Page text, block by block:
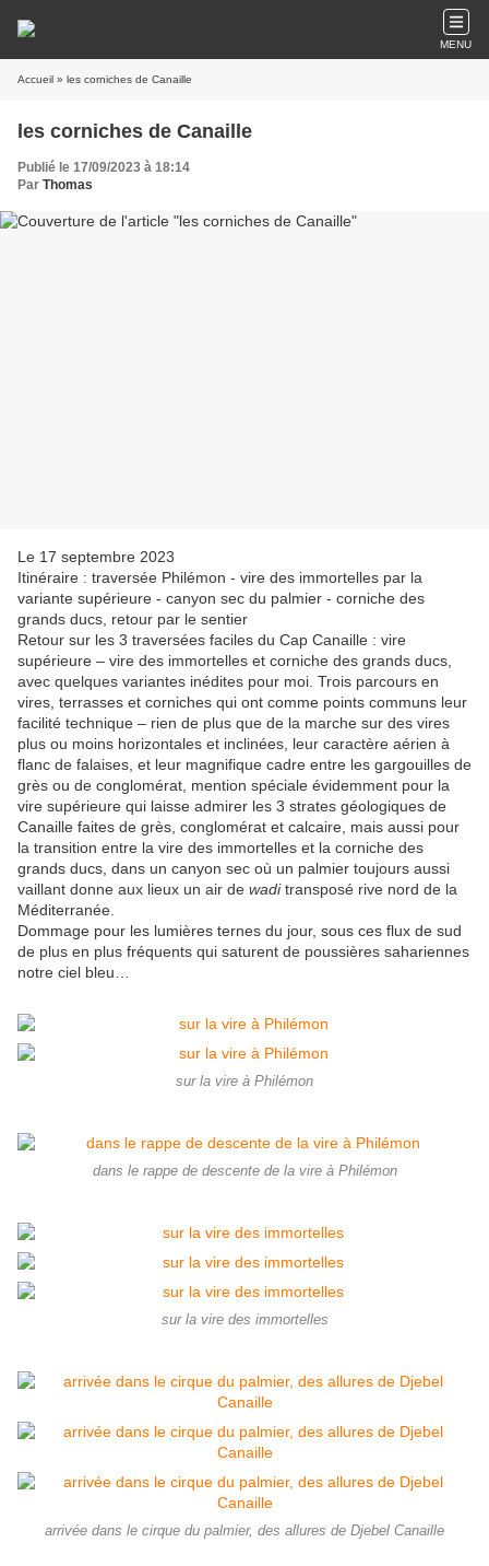
MENU
Accueil » les corniches de Canaille
les corniches de Canaille
Publié le 17/09/2023 à 18:14
Par Thomas
Le 17 septembre 2023
Itinéraire : traversée Philémon - vire des immortelles par la
variante supérieure - canyon sec du palmier - corniche des
grands ducs, retour par le sentier
Retour sur les 3 traversées faciles du Cap Canaille : vire
supérieure – vire des immortelles et corniche des grands ducs,
avec quelques variantes inédites pour moi. Trois parcours en
vires, terrasses et corniches qui ont comme points communs leur
facilité technique – rien de plus que de la marche sur des vires
plus ou moins horizontales et inclinées, leur caractère aérien à
flanc de falaises, et leur magnifique cadre entre les gargouilles de
grès ou de conglomérat, mention spéciale évidemment pour la
vire supérieure qui laisse admirer les 3 strates géologiques de
Canaille faites de grès, conglomérat et calcaire, mais aussi pour
la transition entre la vire des immortelles et la corniche des
grands ducs, dans un canyon sec où un palmier toujours aussi
vaillant donne aux lieux un air de waditransposé rive nord de la
Méditerranée.
Dommage pour les lumières ternes du jour, sous ces flux de sud
de plus en plus fréquents qui saturent de poussières sahariennes
notre ciel bleu…
sur la vire à Philémon
dans le rappe de descente de la vire à Philémon
sur la vire des immortelles
arrivée dans le cirque du palmier, des allures de Djebel Canaille